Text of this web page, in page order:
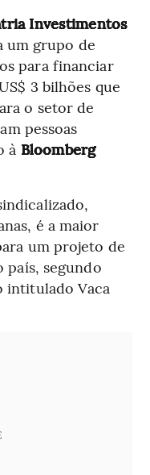
Investimentos
um grupo de
para financiar
3 bilhões que
o setor de
pessoas
à Bloomberg
é a maior
um projeto de
segundo
intitulado Vaca